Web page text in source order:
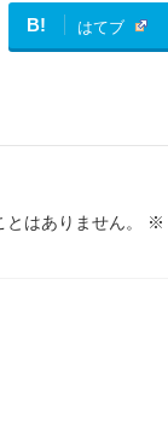
B! はてブ
はありません。 ※